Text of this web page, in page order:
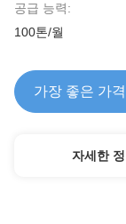
공급 능력:
100톤/월
가장 좋은 가격
자세한 정